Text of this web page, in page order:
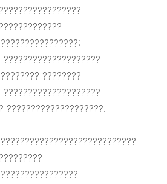
????????
????????????????????.